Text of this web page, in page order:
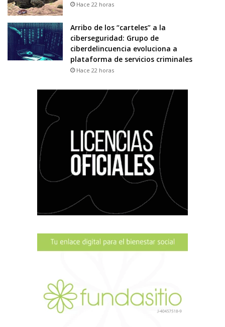
Hace 22 horas
Arribo de los “carteles” a la
ciberseguridad: Grupo de
ciberdelincuencia evoluciona a
plataforma de servicios criminales
Hace 22 horas